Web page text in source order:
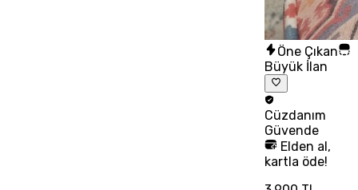
Öne Çıkan
Büyük İlan
Cüzdanım
Güvende
Elden al,
kartla öde!